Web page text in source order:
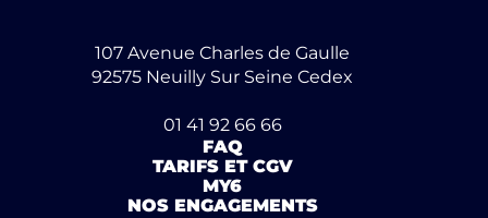
107 Avenue Charles de Gaulle
92575 Neuilly Sur Seine Cedex
01 41 92 66 66
FAQ
TARIFS ET CGV
MY6
NOS ENGAGEMENTS